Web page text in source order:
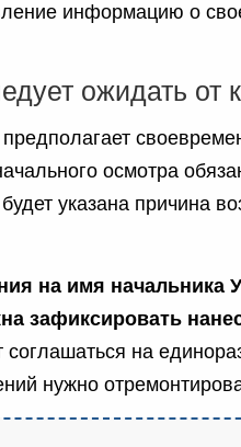
информацию о
ожидать
осмотра
указана причина
на имя начальника
зафиксировать
на
нужно